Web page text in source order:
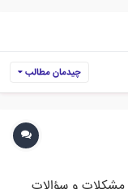
چیدمان مطالب